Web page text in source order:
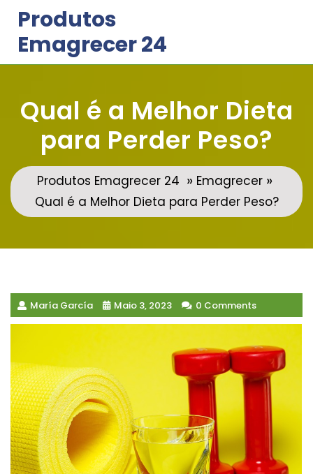
content
Produtos
Emagrecer 24
Qual é a Melhor Dieta
para Perder Peso?
Produtos Emagrecer 24 » Emagrecer »
Qual é a Melhor Dieta para Perder Peso?
María García Maio 3, 2023 0 Comments